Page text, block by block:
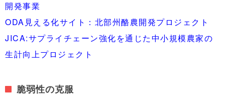
開発事業
ODA見える化サイト：北部州酪農開発プロジェクト
JICA:サプライチェーン強化を通じた中小規模農家の
生計向上プロジェクト
脆弱性の克服